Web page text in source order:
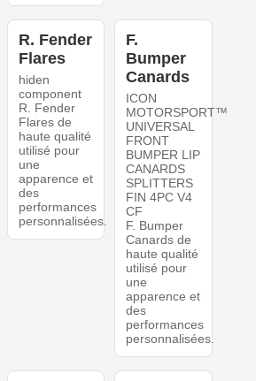
R. Fender
Flares
hiden
component
R. Fender
Flares de
haute qualité
utilisé pour
une
apparence et
des
performances
personnalisées.
F.
Bumper
Canards
ICON
MOTORSPORT™
UNIVERSAL
FRONT
BUMPER LIP
CANARDS
SPLITTERS
FIN 4PC V4
CF
F. Bumper
Canards de
haute qualité
utilisé pour
une
apparence et
des
performances
personnalisées.